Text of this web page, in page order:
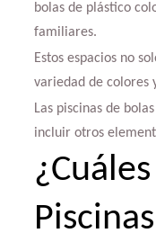
bolas de plástico
familiares.
Estos espacios no
variedad de colores
Las piscinas de
incluir otros